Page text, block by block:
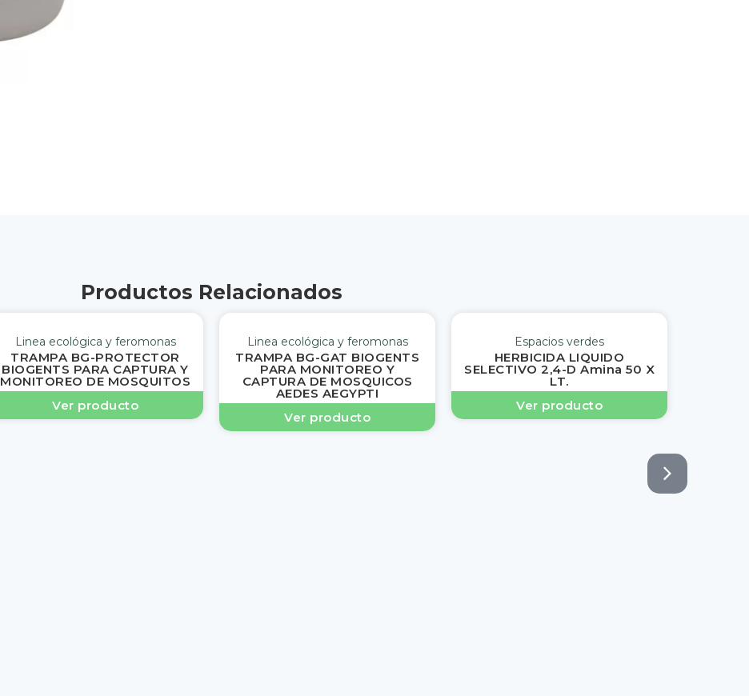
Productos Relacionados
Linea ecológica y feromonas
TRAMPA BG-PROTECTOR
BIOGENTS PARA CAPTURA Y
MONITOREO DE MOSQUITOS
Ver producto
Linea ecológica y feromonas
TRAMPA BG-GAT BIOGENTS
PARA MONITOREO Y
CAPTURA DE MOSQUICOS
AEDES AEGYPTI
Ver producto
Espacios verdes
HERBICIDA LIQUIDO
SELECTIVO 2,4-D Amina 50 X
LT.
Ver producto